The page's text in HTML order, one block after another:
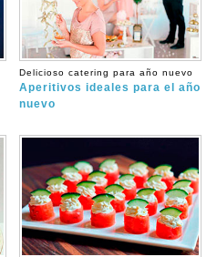
Delicioso catering para año nuevo
Aperitivos ideales para el año
nuevo